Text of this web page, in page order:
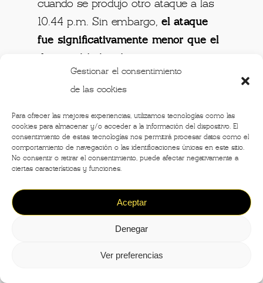
Gestionar el consentimiento
de las cookies
Para ofrecer las mejores experiencias, utilizamos tecnologías como las
cookies para almacenar y/o acceder a la información del dispositivo. El
consentimiento de estas tecnologías nos permitirá procesar datos como el
comportamiento de navegación o las identificaciones únicas en este sitio.
No consentir o retirar el consentimiento, puede afectar negativamente a
ciertas características y funciones.
Aceptar
Denegar
Ver preferencias
cuando se produjo otro ataque a las
10.44 p.m. Sin embargo,el ataque
fue significativamente menor que el
que realmente lograron llegar a la
ciudad, ya que el grupo sufrió
numerosas pérdidas en el camino
(por causas temporales y los ataques
antiaéreos suizos).
territorio que rodea a Milán, algunas
milaneses empezó el desplazamiento: